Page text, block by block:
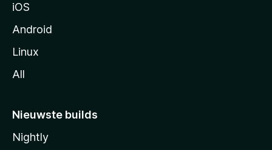
iOS
Android
Linux
All
Nieuwste builds
Nightly